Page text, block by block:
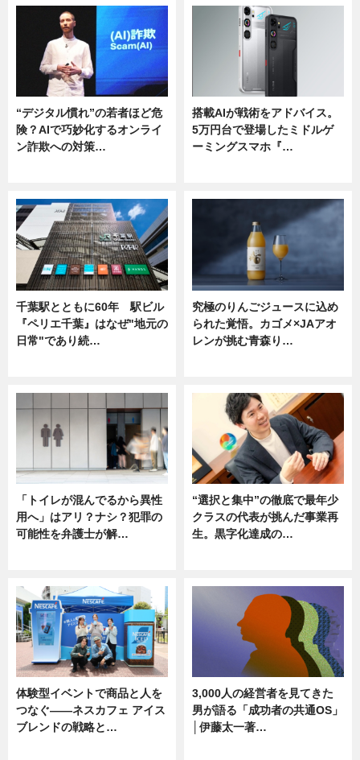
“デジタル慣れ”の若者ほど危
険？AIで巧妙化するオンライ
ン詐欺への対策…
搭載AIが戦術をアドバイス。
5万円台で登場したミドルゲ
ーミングスマホ『…
千葉駅とともに60年 駅ビル
『ペリエ千葉』はなぜ"地元の
日常"であり続…
究極のりんごジュースに込め
られた覚悟。カゴメ×JAアオ
レンが挑む青森り…
「トイレが混んでるから異性
用へ」はアリ？ナシ？犯罪の
可能性を弁護士が解…
“選択と集中”の徹底で最年少
クラスの代表が挑んだ事業再
生。黒字化達成の…
体験型イベントで商品と人を
つなぐ――ネスカフェ アイス
ブレンドの戦略と…
3,000人の経営者を見てきた
男が語る「成功者の共通OS」
│伊藤太一著…